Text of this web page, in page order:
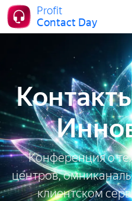
Profit
Contact Day
Конференция о
центров,
клиентском